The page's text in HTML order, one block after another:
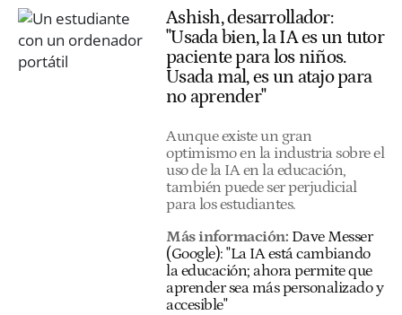
Ashish, desarrollador:
"Usada bien, la IA es un tutor
paciente para los niños.
Usada mal, es un atajo para
no aprender"
Aunque existe un gran
optimismo en la industria sobre el
uso de la IA en la educación,
también puede ser perjudicial
para los estudiantes.
Más información: Dave Messer
(Google): "La IA está cambiando
la educación; ahora permite que
aprender sea más personalizado y
accesible"